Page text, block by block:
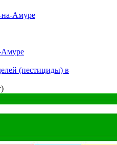
на-Амуре
Амуре
(пестициды) в